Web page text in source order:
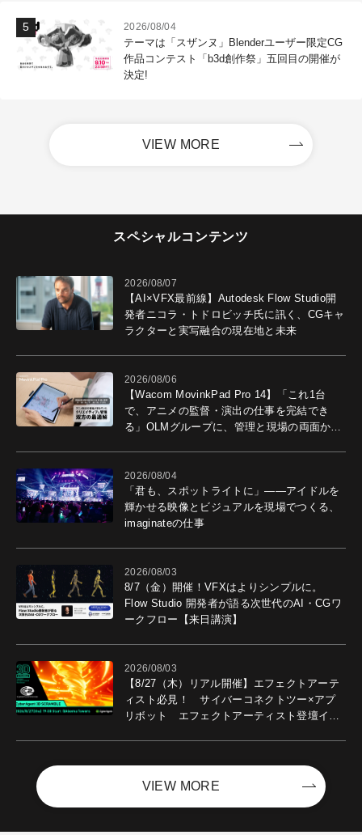
2026/08/04
テーマは「スザンヌ」Blenderユーザー限定CG
作品コンテスト「b3d創作祭」五回目の開催が
決定!
VIEW MORE
スペシャルコンテンツ
2026/08/07
【AI×VFX最前線】Autodesk Flow Studio開
発者ニコラ・トドロビッチ氏に訊く、CGキャ
ラクターと実写融合の現在地と未来
2026/08/06
【Wacom MovinkPad Pro 14】「これ1台
で、アニメの監督・演出の仕事を完結でき
る」OLMグループに、管理と現場の両面から
2026/08/04
「君も、スポットライトに」――アイドルを
輝かせる映像とビジュアルを現場でつくる、
imaginateの仕事
2026/08/03
8/7（金）開催！VFXはよりシンプルに。
Flow Studio 開発者が語る次世代のAI・CGワ
ークフロー【来日講演】
2026/08/03
【8/27（木）リアル開催】エフェクトアーテ
ィスト必見！ サイバーコネクトツー×アプ
リボット エフェクトアーティスト登壇イベ
VIEW MORE